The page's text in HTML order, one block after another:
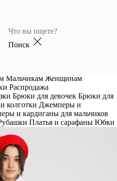
Поиск
Мальчикам Женщинам
Распродажа
Брюки для девочек Брюки для
колготки Джемперы и
и кардиганы для мальчиков
Платья и сарафаны Юбки